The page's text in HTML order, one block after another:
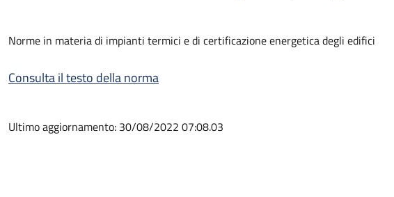
Norme in materia di impianti termici e di certificazione energetica degli edifici
Consulta il testo della norma
Ultimo aggiornamento: 30/08/2022 07:08.03